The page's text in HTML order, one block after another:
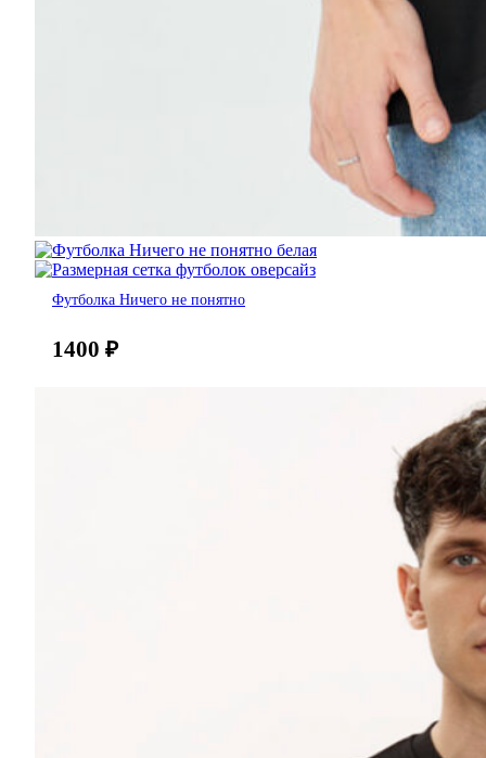
Футболка Ничего не понятно
1400 ₽